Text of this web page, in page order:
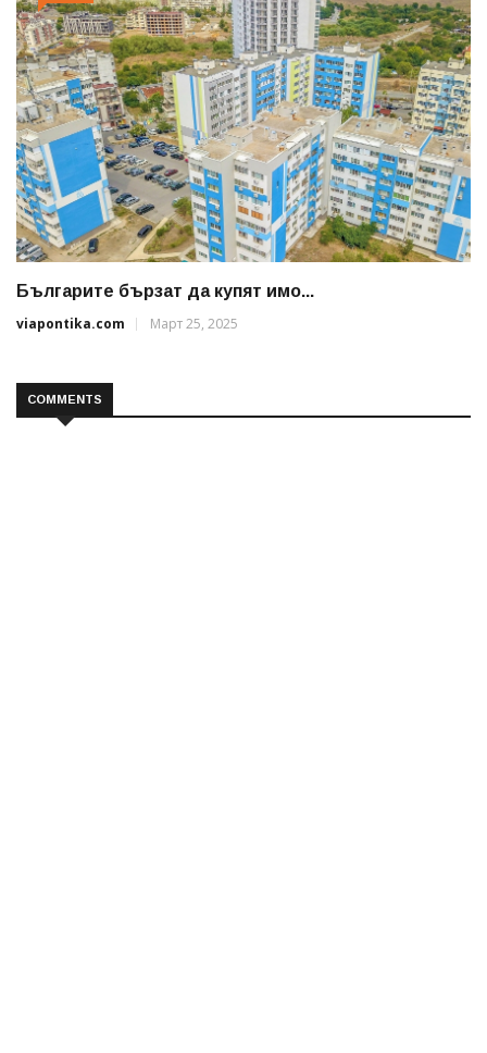
Българите бързат да купят имо...
viapontika.com
Март 25, 2025
COMMENTS